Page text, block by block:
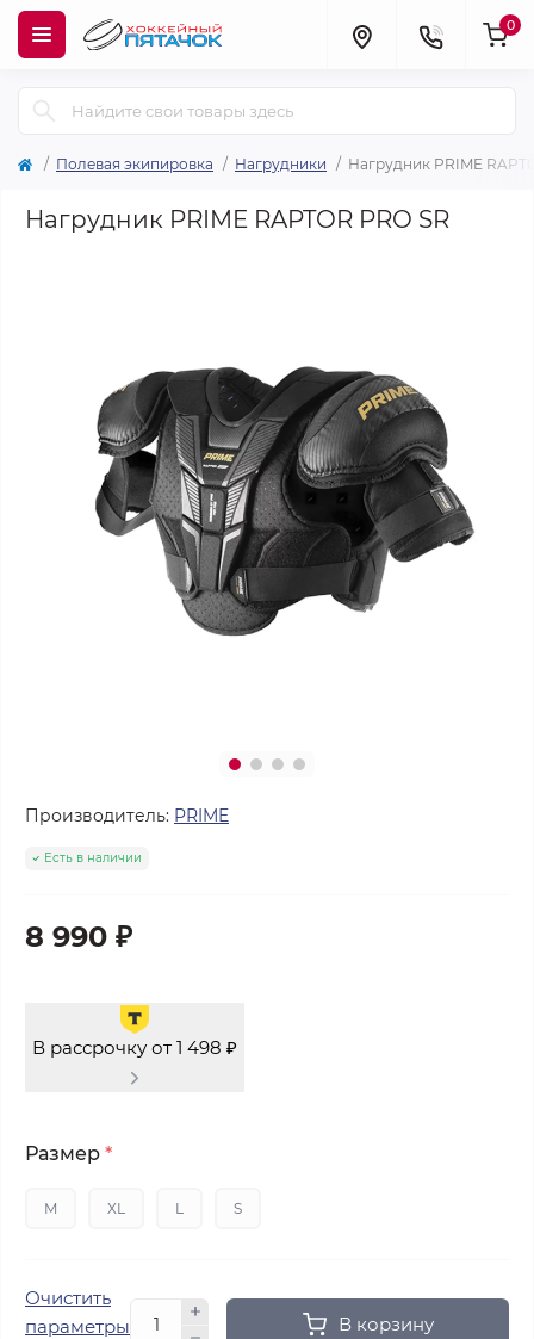
0
Полевая экипировка Нагрудники Нагрудник PRIME
Нагрудник PRIME RAPTOR PRO SR
Производитель: PRIME
Есть в наличии
8 990 ₽
В рассрочку от 1 498 ₽
Размер *
M XL L S
Очистить
параметры
В корзину